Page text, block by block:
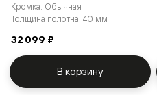
Кромка: Обычная
Толщина полотна: 40 мм
32 099 ₽
В корзину